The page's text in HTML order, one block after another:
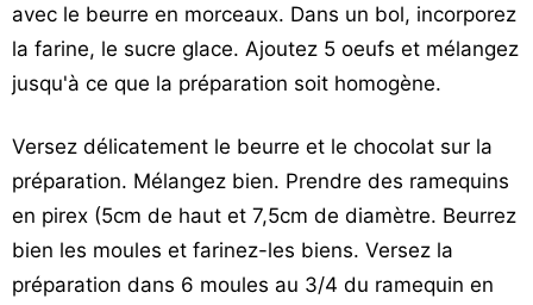
avec le beurre en morceaux. Dans un bol, incorporez
la farine, le sucre glace. Ajoutez 5 oeufs et mélangez
jusqu'à ce que la préparation soit homogène.
Versez délicatement le beurre et le chocolat sur la
préparation. Mélangez bien. Prendre des ramequins
en pirex (5cm de haut et 7,5cm de diamètre. Beurrez
bien les moules et farinez-les biens. Versez la
préparation dans 6 moules au 3/4 du ramequin en